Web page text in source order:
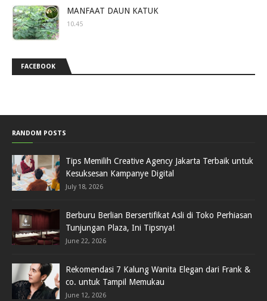
MANFAAT DAUN KATUK
10.45
FACEBOOK
RANDOM POSTS
Tips Memilih Creative Agency Jakarta Terbaik untuk
Kesuksesan Kampanye Digital
July 18, 2026
Berburu Berlian Bersertifikat Asli di Toko Perhiasan
Tunjungan Plaza, Ini Tipsnya!
June 22, 2026
Rekomendasi 7 Kalung Wanita Elegan dari Frank &
co. untuk Tampil Memukau
June 12, 2026